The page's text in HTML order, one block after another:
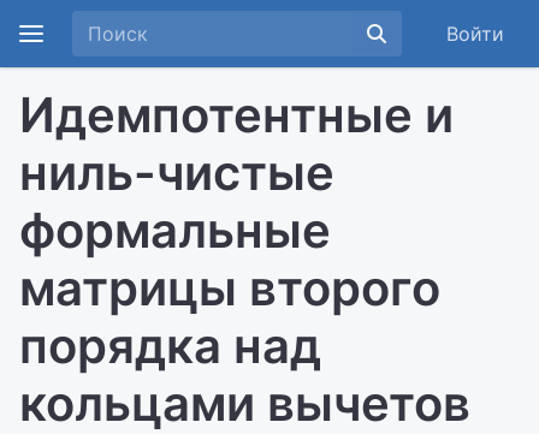
Войти
Идемпотентные и
ниль-чистые
формальные
матрицы второго
порядка над
кольцами вычетов